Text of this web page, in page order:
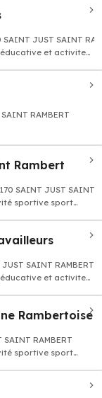
JUST SAINT
et activites
RAMBERT
Rambert
SAINT JUST SAINT
sportive sport
SAINT RAMBERT
et activites
Rambertoise
RAMBERT
sportive sport